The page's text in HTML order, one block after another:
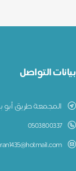
بيانات التواصل
المجمعة طريق أبو
0503800337